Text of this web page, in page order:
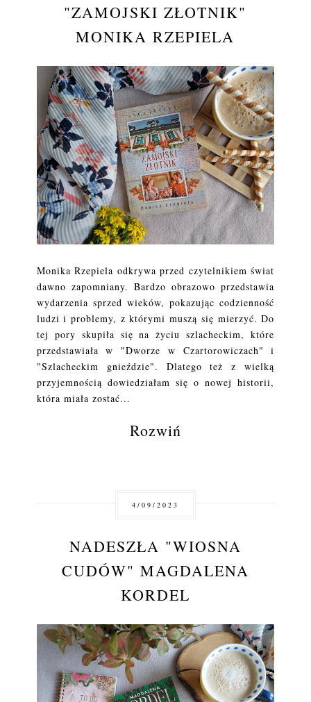
"ZAMOJSKI ZŁOTNIK"
MONIKA RZEPIELA
Monika Rzepiela odkrywa przed czytelnikiem świat
dawno zapomniany. Bardzo obrazowo przedstawia
wydarzenia sprzed wieków, pokazując codzienność
ludzi i problemy, z którymi muszą się mierzyć. Do
tej pory skupiła się na życiu szlacheckim, które
przedstawiała w "Dworze w Czartorowiczach" i
"Szlacheckim gnieździe". Dlatego też z wielką
przyjemnością dowiedziałam się o nowej historii,
która miała zostać...
Rozwiń
4/09/2023
NADESZŁA "WIOSNA
CUDÓW" MAGDALENA
KORDEL